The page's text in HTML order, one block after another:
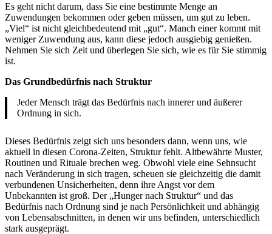
Es geht nicht darum, dass Sie eine bestimmte Menge an
Zuwendungen bekommen oder geben müssen, um gut zu leben.
„Viel“ ist nicht gleichbedeutend mit „gut“. Manch einer kommt mit
weniger Zuwendung aus, kann diese jedoch ausgiebig genießen.
Nehmen Sie sich Zeit und überlegen Sie sich, wie es für Sie stimmig
ist.
Das Grundbedürfnis nach Struktur
Jeder Mensch trägt das Bedürfnis nach innerer und äußerer
Ordnung in sich.
Dieses Bedürfnis zeigt sich uns besonders dann, wenn uns, wie
aktuell in diesen Corona-Zeiten, Struktur fehlt. Altbewährte Muster,
Routinen und Rituale brechen weg. Obwohl viele eine Sehnsucht
nach Veränderung in sich tragen, scheuen sie gleichzeitig die damit
verbundenen Unsicherheiten, denn ihre Angst vor dem
Unbekannten ist groß. Der „Hunger nach Struktur“ und das
Bedürfnis nach Ordnung sind je nach Persönlichkeit und abhängig
von Lebensabschnitten, in denen wir uns befinden, unterschiedlich
stark ausgeprägt.